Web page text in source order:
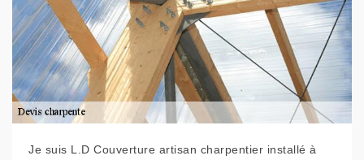
Je suis L.D Couverture artisan charpentier installé à